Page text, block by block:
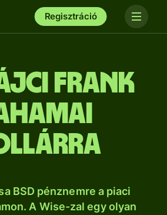
Regisztráció
frank
BSD pénznemre a piaci
A Wise-zal egy olyan